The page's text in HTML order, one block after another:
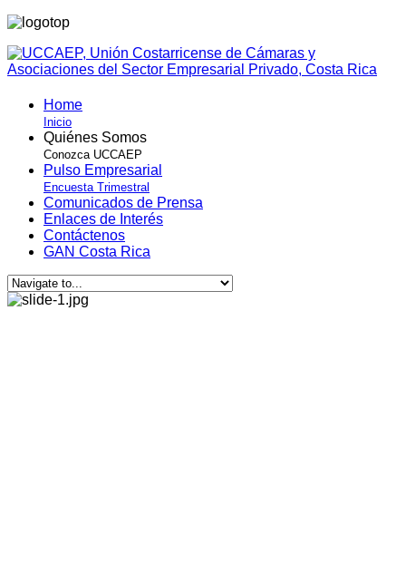
Home
Inicio
Quiénes Somos
Conozca UCCAEP
Pulso Empresarial
Encuesta Trimestral
Comunicados de Prensa
Enlaces de Interés
Contáctenos
GAN Costa Rica